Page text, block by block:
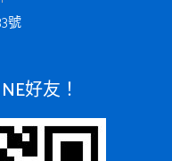
號
好友！